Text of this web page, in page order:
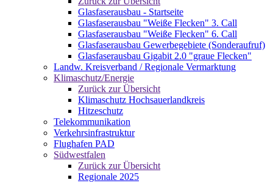
Glasfaserausbau - Startseite
Glasfaserausbau "Weiße Flecken" 3. Call
Glasfaserausbau "Weiße Flecken" 6. Call
Glasfaserausbau Gewerbegebiete (Sonderaufruf)
Glasfaserausbau Gigabit 2.0 "graue Flecken"
Landw. Kreisverband / Regionale Vermarktung
Klimaschutz/Energie
Zurück zur Übersicht
Klimaschutz Hochsauerlandkreis
Hitzeschutz
Telekommunikation
Verkehrsinfrastruktur
Flughafen PAD
Südwestfalen
Zurück zur Übersicht
Regionale 2025